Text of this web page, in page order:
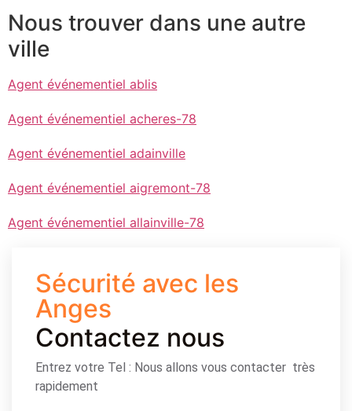
Nous trouver dans une autre
ville
Agent événementiel ablis
Agent événementiel acheres-78
Agent événementiel adainville
Agent événementiel aigremont-78
Agent événementiel allainville-78
Sécurité avec les
Anges
Contactez nous
Entrez votre Tel : Nous allons vous contacter très
rapidement